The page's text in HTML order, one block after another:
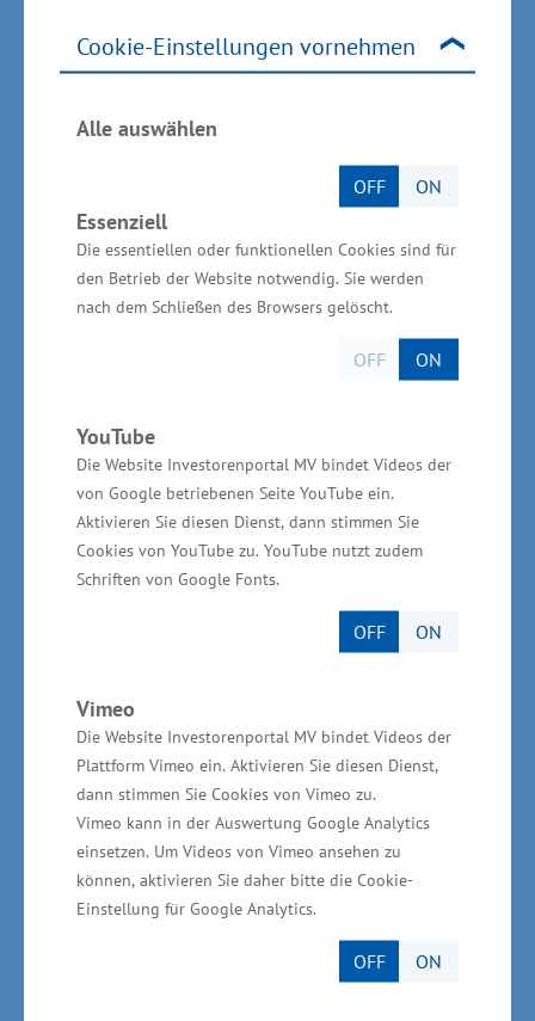
Cookie-Einstellungen vornehmen
Alle auswählen
OFF ON
Essenziell
Die essentiellen oder funktionellen Cookies sind für
den Betrieb der Website notwendig. Sie werden
nach dem Schließen des Browsers gelöscht.
OFF ON
YouTube
Die Website Investorenportal MV bindet Videos der
von Google betriebenen Seite YouTube ein.
Aktivieren Sie diesen Dienst, dann stimmen Sie
Cookies von YouTube zu. YouTube nutzt zudem
Schriften von Google Fonts.
OFF ON
Vimeo
Die Website Investorenportal MV bindet Videos der
Plattform Vimeo ein. Aktivieren Sie diesen Dienst,
dann stimmen Sie Cookies von Vimeo zu.
Vimeo kann in der Auswertung Google Analytics
einsetzen. Um Videos von Vimeo ansehen zu
können, aktivieren Sie daher bitte die Cookie-
Einstellung für Google Analytics.
OFF ON
Land liegt bei rund einer Million Fahrzeugen.
durch den Verband des Kfz-Gewerbes
Mecklenburg-Vorpommern e.V. repräsentiert.
Dieser vertritt zehn Kfz-Innungen mit rund 750
Mitgliedbetrieben, die etwa 8.000 Mitarbeiter
beschäftigen, davon rund 1.000 Auszubildende.
Auszubildende werden auch in
stärker nachgefragten Branchen
gesucht
Insgesamt gibt es nach Angaben der
Wirtschaftskammern in Mecklenburg-
Vorpommern im Kfz-Gewerbe derzeit rund
1.875 Auszubildende in unterschiedlichen
Berufen, darunter Kfz-Mechatroniker,
Büromanagement im Kfz-Gewerbe. „Die
Sicherung von Fachkräften ist eine der
wichtigsten Aufgaben der Unternehmen im
Lande. Wir brauchen gut ausgebildete junge
Leute, die Möglichkeiten für ihre berufliche
Zukunft in Mecklenburg-Vorpommern sehen.
Karrieremöglichkeiten - etwa zum